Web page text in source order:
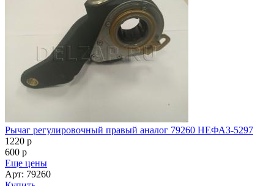
Рычаг регулировочный правый аналог 79260 НЕФАЗ-5297
1220 p
600 p
Еще цены
Арт: 79260